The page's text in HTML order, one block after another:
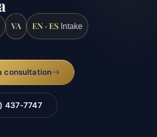
VA EN · ES Intake
consultation
437-7747